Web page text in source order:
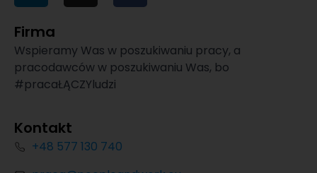
Firma
Wspieramy Was w poszukiwaniu pracy, a
pracodawców w poszukiwaniu Was, bo
#pracaŁĄCZYludzi
Kontakt
+48 577 130 740